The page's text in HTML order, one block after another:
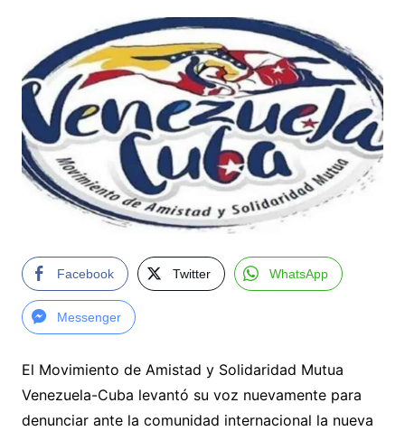
Facebook Twitter WhatsApp
Messenger
El Movimiento de Amistad y Solidaridad Mutua
Venezuela-Cuba levantó su voz nuevamente para
denunciar ante la comunidad internacional la nueva